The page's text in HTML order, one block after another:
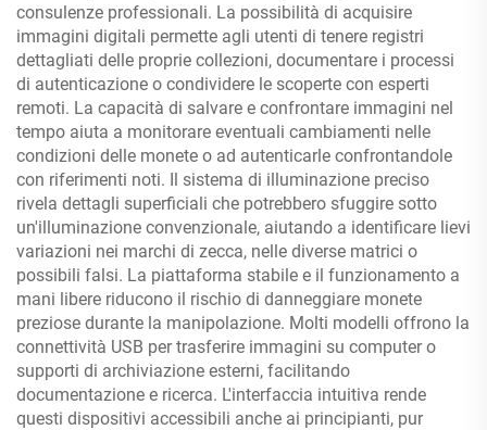
consulenze professionali. La possibilità di acquisire
immagini digitali permette agli utenti di tenere registri
dettagliati delle proprie collezioni, documentare i processi
di autenticazione o condividere le scoperte con esperti
remoti. La capacità di salvare e confrontare immagini nel
tempo aiuta a monitorare eventuali cambiamenti nelle
condizioni delle monete o ad autenticarle confrontandole
con riferimenti noti. Il sistema di illuminazione preciso
rivela dettagli superficiali che potrebbero sfuggire sotto
un'illuminazione convenzionale, aiutando a identificare lievi
variazioni nei marchi di zecca, nelle diverse matrici o
possibili falsi. La piattaforma stabile e il funzionamento a
mani libere riducono il rischio di danneggiare monete
preziose durante la manipolazione. Molti modelli offrono la
connettività USB per trasferire immagini su computer o
supporti di archiviazione esterni, facilitando
documentazione e ricerca. L'interfaccia intuitiva rende
questi dispositivi accessibili anche ai principianti, pur